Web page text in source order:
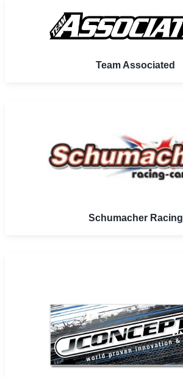
Team Associated
Schumacher Racing